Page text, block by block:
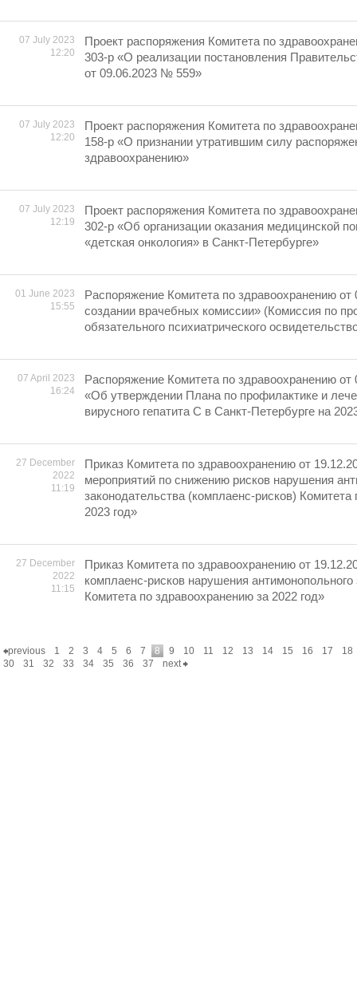
07 July 2023
12:20
Проект распоряжения Комитета по
303-р «О реализации постановления
от 09.06.2023 № 559»
07 July 2023
12:20
Проект распоряжения Комитета по
158-р «О признании утратившим силу
здравоохранению»
07 July 2023
12:19
Проект распоряжения Комитета по
302-р «Об организации оказания медицинской
«детская онкология» в Санкт-Петербурге»
01 June 2023
15:55
Распоряжение Комитета по здравоохранению
создании врачебных комиссии» (Комиссия по
обязательного психиатрического
07 April 2023
16:24
Распоряжение Комитета по здравоохранению
«Об утверждении Плана по профилактике и
вирусного гепатита С в Санкт-Петербурге на
27 December
2022
11:19
Приказ Комитета по здравоохранению от
мероприятий по снижению рисков нарушения
законодательства (комплаенс-рисков)
2023 год»
27 December
2022
11:15
Приказ Комитета по здравоохранению от
комплаенс-рисков нарушения антимонопольного
Комитета по здравоохранению за 2022 год»
previous 1 2 3 4 5 6 7 8 9 10 11 12 13 14 15 16 17
18
30
31 32 33 34 35 36 37 next